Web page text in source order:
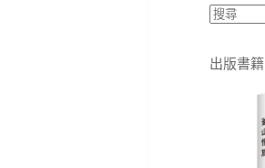
出版書籍